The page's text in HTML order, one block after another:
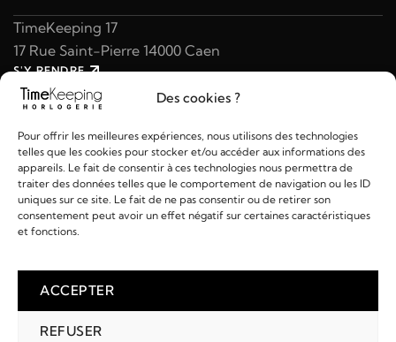
Des cookies ?
Pour offrir les meilleures expériences, nous utilisons des technologies
telles que les cookies pour stocker et/ou accéder aux informations des
appareils. Le fait de consentir à ces technologies nous permettra de
traiter des données telles que le comportement de navigation ou les ID
uniques sur ce site. Le fait de ne pas consentir ou de retirer son
consentement peut avoir un effet négatif sur certaines caractéristiques
et fonctions.
ACCEPTER
REFUSER
TimeKeeping 17
17 Rue Saint-Pierre 14000 Caen
S'Y RENDRE
02 31 47 49 97
contact@timekeeping.fr
Liens utiles
2026 © TIMEKEEPING - Réalisé par